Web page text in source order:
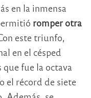
en la inmensa
romper otra
este triunfo,
en el césped
que fue la octava
el récord de siete